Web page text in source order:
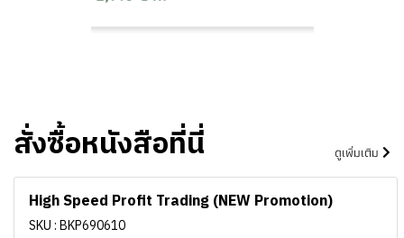
สั่งซื้อหนังสือที่นี่ ดูเพิ่มเติม
สินค้าขายดี
High Speed Profit Trading (NEW Promotion)
SKU : BKP690610